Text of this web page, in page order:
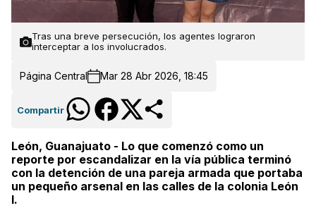
Tras una breve persecución, los agentes lograron
interceptar a los involucrados.
Página Central Mar 28 Abr 2026, 18:45
Compartir
León, Guanajuato - Lo que comenzó como un
reporte por escandalizar en la vía pública terminó
con la detención de una pareja armada que portaba
un pequeño arsenal en las calles de la colonia León
I.